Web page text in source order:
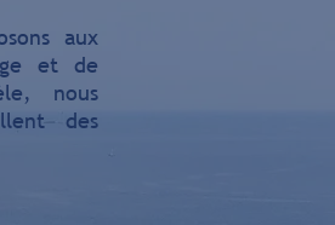
aux
et de
nous
des